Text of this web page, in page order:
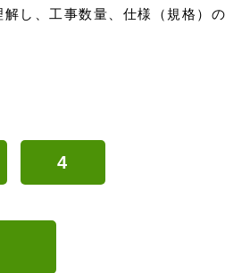
し、工事数量、仕様（規格）
4